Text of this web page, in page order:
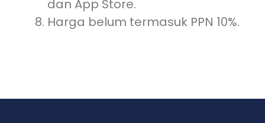
dan App Store.
Harga belum termasuk PPN 10%.